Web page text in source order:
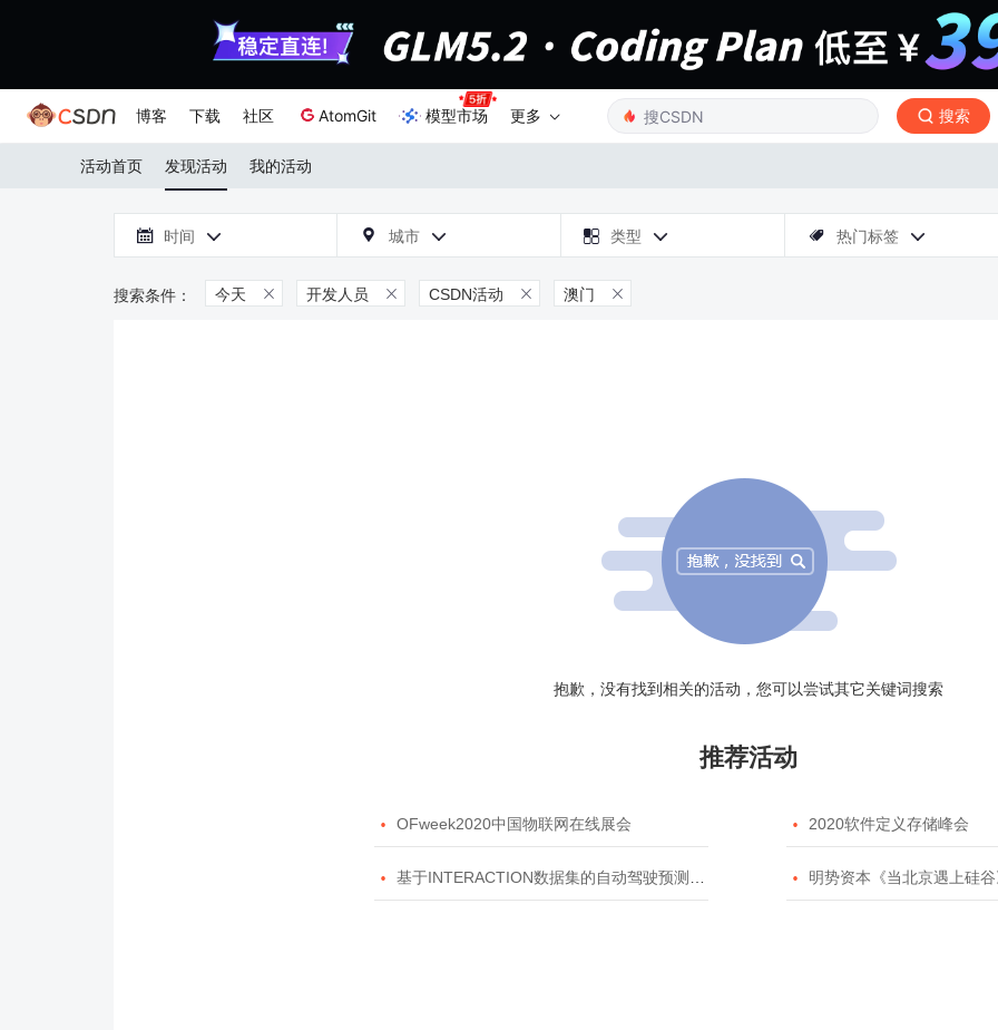
博客 下载 社区 AtomGit 模型市场 更多 搜索
活动首页 发现活动 我的活动
 时间   城市   类型   热门标签 
今天  开发人员  CSDN活动  澳门 
抱歉，没有找到相关的活动，您可以尝试其它关键词搜索
推荐活动
 OFweek2020中国物联网在线展会  2020软件定义存储峰会
 基于INTERACTION数据集的自动驾驶预测模型挑战赛  明势资本《当北京遇上硅谷》系列